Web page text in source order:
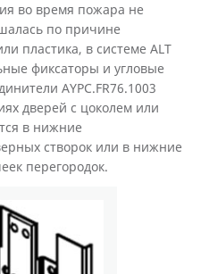
во время пожара не
по причине
пластика, в системе ALT
фиксаторы и угловые
AYPC.FR76.1003
дверей с цоколем или
в нижние
створок или в нижние
перегородок.